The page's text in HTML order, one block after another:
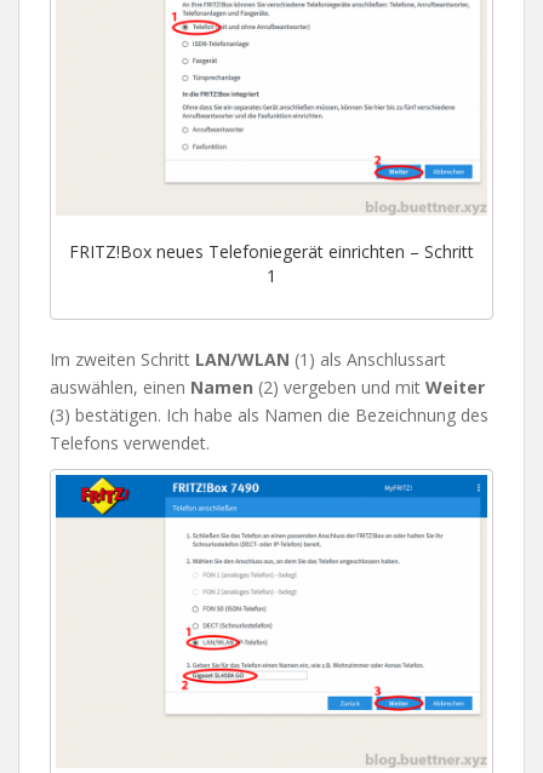
FRITZ!Box neues Telefoniegerät einrichten – Schritt
1
Im zweiten Schritt LAN/WLAN (1) als Anschlussart
auswählen, einen Namen (2) vergeben und mit Weiter
(3) bestätigen. Ich habe als Namen die Bezeichnung des
Telefons verwendet.